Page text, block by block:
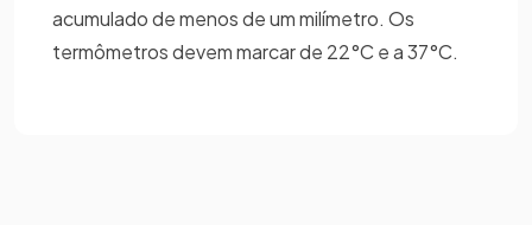
acumulado de menos de um milímetro. Os
termômetros devem marcar de 22°C e a 37°C.